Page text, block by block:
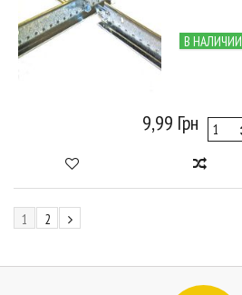
В НАЛИЧИИ
9,99 Грн
1 2